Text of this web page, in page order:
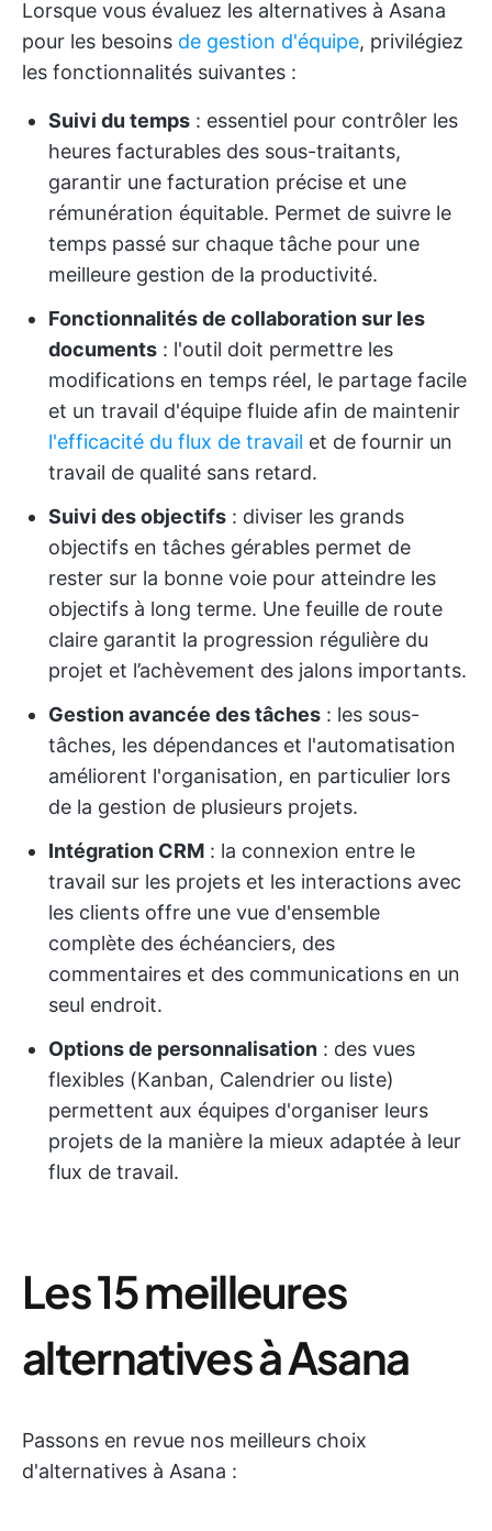
Lorsque vous évaluez les alternatives à Asana
pour les besoins de gestion d'équipe, privilégiez
les fonctionnalités suivantes :
Suivi du temps : essentiel pour contrôler les
heures facturables des sous-traitants,
garantir une facturation précise et une
rémunération équitable. Permet de suivre le
temps passé sur chaque tâche pour une
meilleure gestion de la productivité.
Fonctionnalités de collaboration sur les
documents : l'outil doit permettre les
modifications en temps réel, le partage facile
et un travail d'équipe fluide afin de maintenir
l'efficacité du flux de travail et de fournir un
travail de qualité sans retard.
Suivi des objectifs : diviser les grands
objectifs en tâches gérables permet de
rester sur la bonne voie pour atteindre les
objectifs à long terme. Une feuille de route
claire garantit la progression régulière du
projet et l’achèvement des jalons importants.
Gestion avancée des tâches : les sous-
tâches, les dépendances et l'automatisation
améliorent l'organisation, en particulier lors
de la gestion de plusieurs projets.
Intégration CRM : la connexion entre le
travail sur les projets et les interactions avec
les clients offre une vue d'ensemble
complète des échéanciers, des
commentaires et des communications en un
seul endroit.
Options de personnalisation : des vues
flexibles (Kanban, Calendrier ou liste)
permettent aux équipes d'organiser leurs
projets de la manière la mieux adaptée à leur
flux de travail.
Les 15 meilleures
alternatives à Asana
Passons en revue nos meilleurs choix
d'alternatives à Asana :